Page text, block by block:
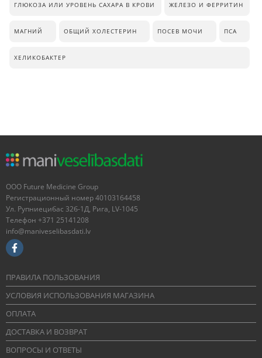
ГЛЮКОЗА ИЛИ УРОВЕНЬ САХАРА В КРОВИ ЖЕЛЕЗО И ФЕРРИТИН
МАГНИЙ ОБЩИЙ ХОЛЕСТЕРИН ПОСЕВ МОЧИ ПСА
ХЕЛИКОБАКТЕР
OOO Future Medicine Group
Регистрационный номер 40103164458
Ул. Рупниецибас 32б-1Д, Рига, LV-1045
Телефон +371 25141208
info@maniveselibasdati.lv
ПРАВИЛА ПОЛЬЗОВАНИЯ
УСЛОВИЯ ИСПОЛЬЗОВАНИЯ МАГАЗИНА
ОПЛАТА
ДОСТАВКА И ВОЗВРАТ
ВОПРОСЫ И ОТВЕТЫ